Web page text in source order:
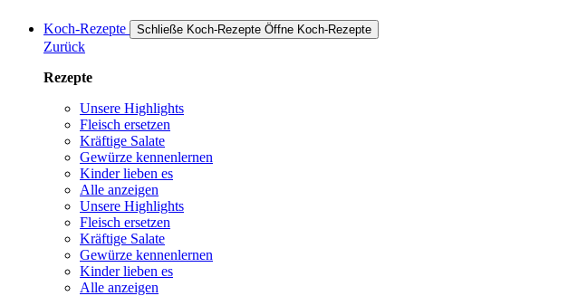
Koch-Rezepte Schließe Koch-Rezepte Öffne Koch-Rezepte
Zurück
Rezepte
Unsere Highlights
Fleisch ersetzen
Kräftige Salate
Gewürze kennenlernen
Kinder lieben es
Alle anzeigen
Unsere Highlights
Fleisch ersetzen
Kräftige Salate
Gewürze kennenlernen
Kinder lieben es
Alle anzeigen